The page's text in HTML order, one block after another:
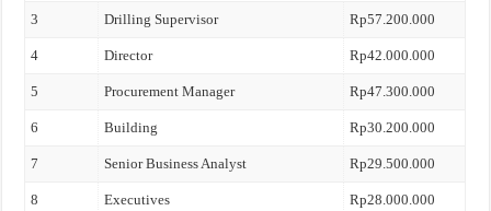
3 Drilling Supervisor Rp57.200.000
4 Director Rp42.000.000
5 Procurement Manager Rp47.300.000
6 Building Rp30.200.000
7 Senior Business Analyst Rp29.500.000
8 Executives Rp28.000.000